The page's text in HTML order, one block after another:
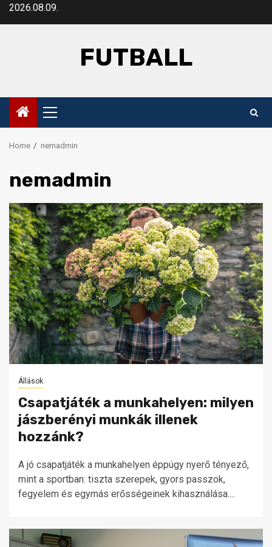
Skip2026.08.09.
FUTBALL
Primary
Menu
Home nemadmin
nemadmin
Állások
Csapatjáték a munkahelyen: milyen
jászberényi munkák illenek
hozzánk?
A jó csapatjáték a munkahelyen éppúgy nyerő tényező,
mint a sportban: tiszta szerepek, gyors passzok,
fegyelem és egymás erősségeinek kihasználása....